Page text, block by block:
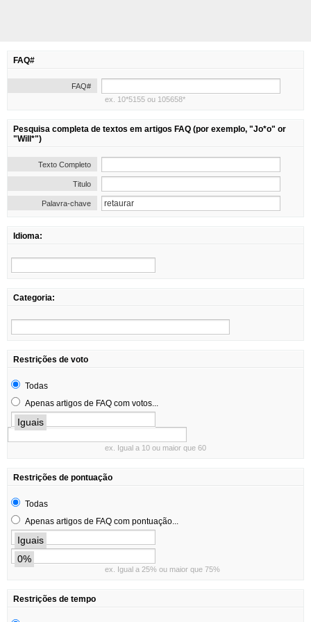
FAQ#
FAQ#
ex. 10*5155 ou 105658*
Pesquisa completa de textos em artigos FAQ (por exemplo, "Jo*o" or
"Will*")
Texto Completo
Titulo
Palavra-chave
Idioma:
Categoria:
Restrições de voto
Todas
Apenas artigos de FAQ com votos...
Iguais
ex. Igual a 10 ou maior que 60
Restrições de pontuação
Todas
Apenas artigos de FAQ com pontuação...
Iguais
0%
ex. Igual a 25% ou maior que 75%
Restrições de tempo